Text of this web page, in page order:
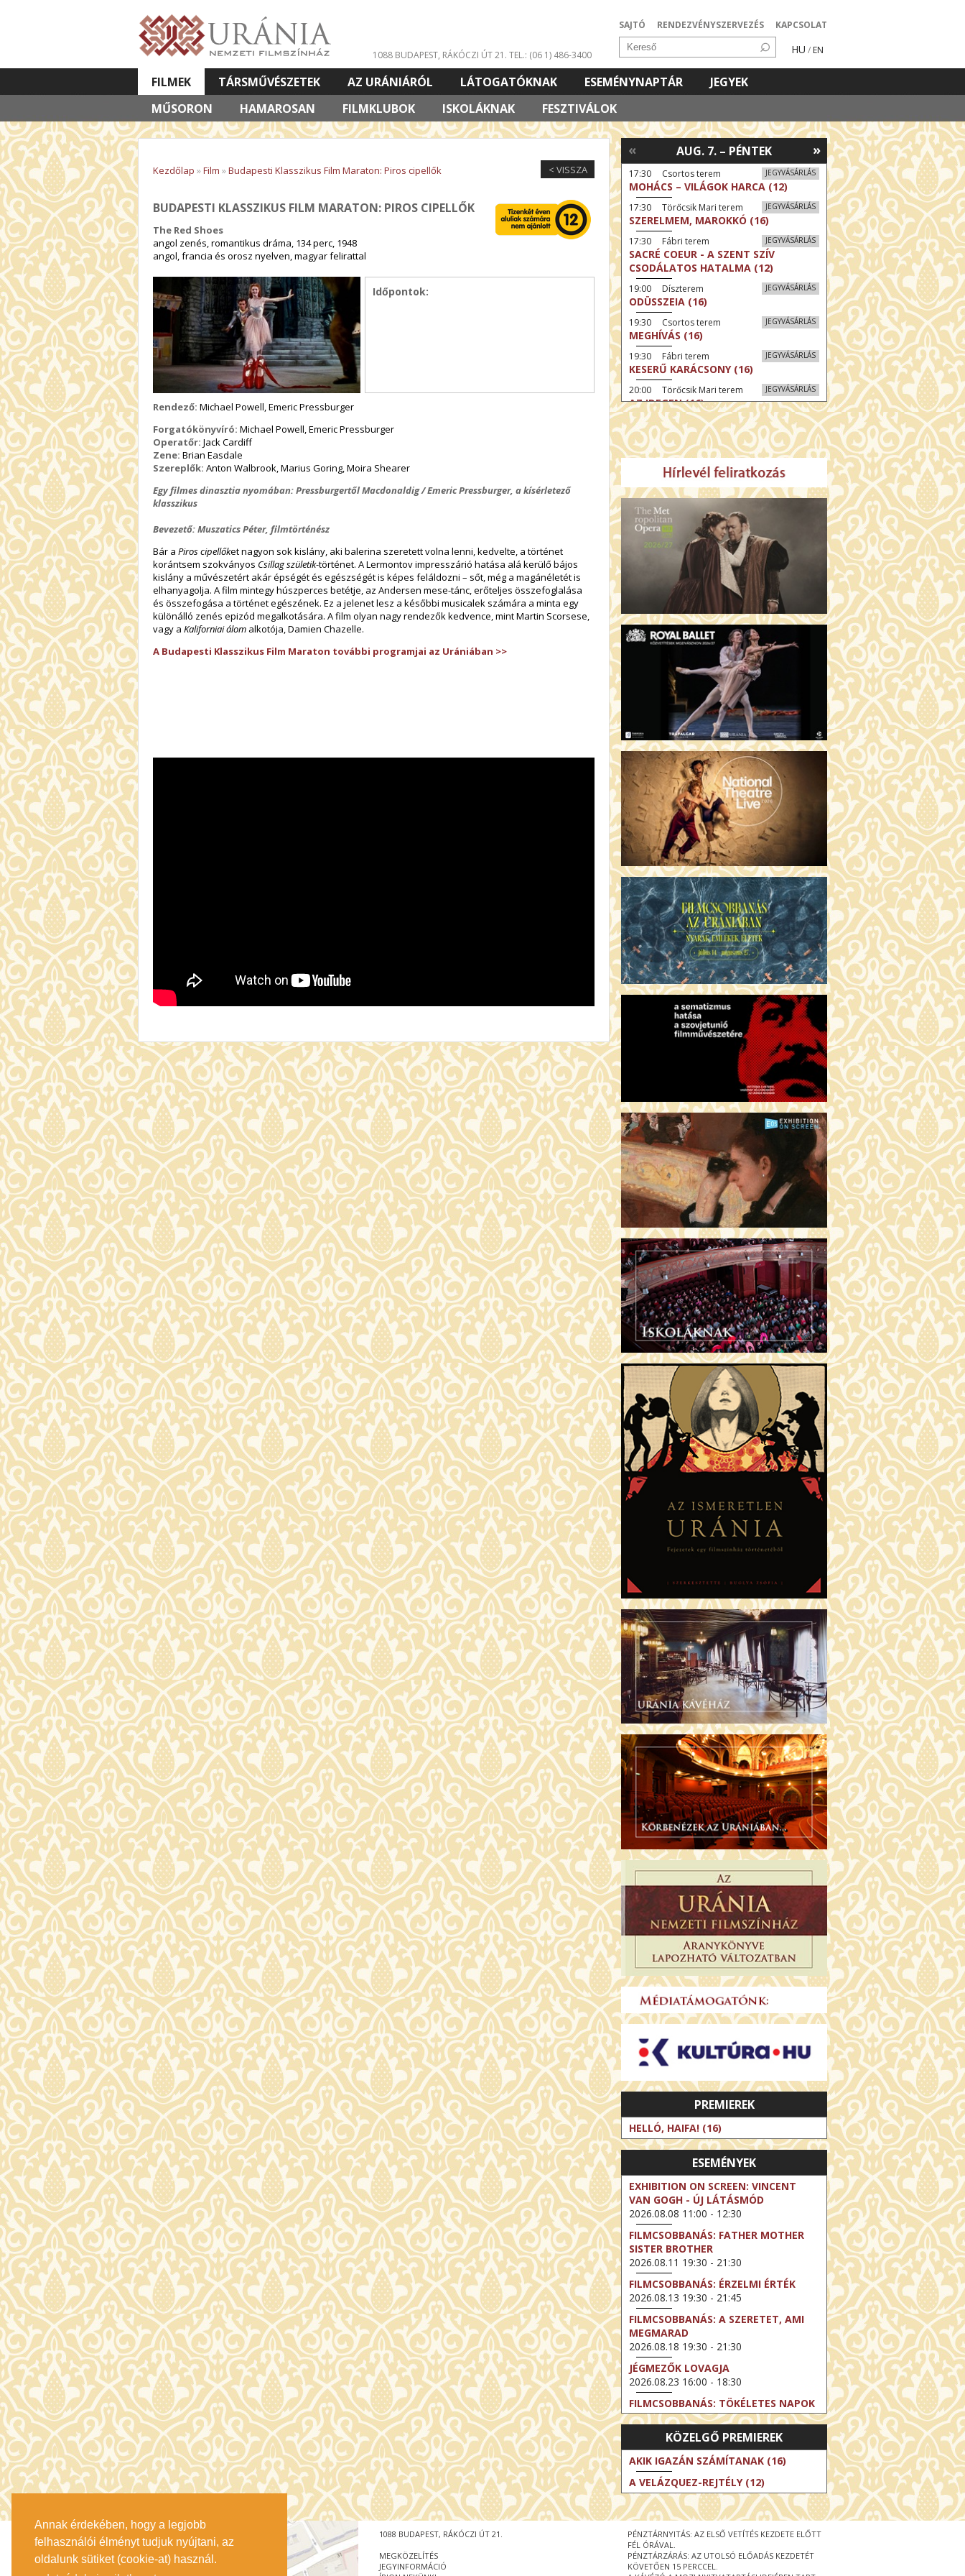
Annak érdekében, hogy a legjobb
felhasználói élményt tudjuk nyújtani, az
oldalunk sütiket (cookie-at) használ.
SAJTÓ RENDEZVÉNYSZERVEZÉS KAPCSOLAT
HU / EN
1088 BUDAPEST, RÁKÓCZI ÚT 21. TEL.: (06 1) 486-3400
FILMEK
MŰSORON
HAMAROSAN FILMKLUBOK ISKOLÁKNAK FESZTIVÁLOK
TÁRSMŰVÉSZETEK AZ URÁNIÁRÓL LÁTOGATÓKNAK ESEMÉNYNAPTÁR
JEGYEK
VETÍTETT KÉPES ELŐADÁSOK
< VISSZA
Kezdőlap »Film »Budapesti Klasszikus Film Maraton: Piros cipellők
BUDAPESTI KLASSZIKUS FILM MARATON: PIROS CIPELLŐK
The Red Shoes
angol zenés, romantikus dráma, 134 perc, 1948
angol, francia és orosz nyelven, magyar felirattal
Időpontok:
Rendező: Michael Powell, Emeric Pressburger
Forgatókönyvíró: Michael Powell, Emeric Pressburger
Operatőr: Jack Cardiff
Zene: Brian Easdale
Szereplők: Anton Walbrook, Marius Goring, Moira Shearer
Egy filmes dinasztia nyomában: Pressburgertől Macdonaldig / Emeric Pressburger, a kísérletező
klasszikus
Bevezető: Muszatics Péter, filmtörténész
Bár a Piros cipellőket nagyon sok kislány, aki balerina szeretett volna lenni, kedvelte, a történet
korántsem szokványos Csillag születik-történet. A Lermontov impresszárió hatása alá kerülő bájos
kislány a művészetért akár épségét és egészségét is képes feláldozni – sőt, még a magánéletét is
elhanyagolja. A film mintegy húszperces betétje, az Andersen mese-tánc, erőteljes összefoglalása
és összefogása a történet egészének. Ez a jelenet lesz a későbbi musicalek számára a minta egy
különálló zenés epizód megalkotására. A film olyan nagy rendezők kedvence, mint Martin Scorsese,
vagy a Kaliforniai álom alkotója, Damien Chazelle.
A Budapesti Klasszikus Film Maraton további programjai az Urániában >>
»
AUG. 7. – PÉNTEK
«
JEGYVÁSÁRLÁS
17:30 Csortos terem
MOHÁCS – VILÁGOK HARCA (12)
JEGYVÁSÁRLÁS
17:30 Törőcsik Mari terem
SZERELMEM, MAROKKÓ (16)
JEGYVÁSÁRLÁS
17:30 Fábri terem
SACRÉ COEUR - A SZENT SZÍV
CSODÁLATOS HATALMA (12)
JEGYVÁSÁRLÁS
19:00 Díszterem
ODÜSSZEIA (16)
JEGYVÁSÁRLÁS
19:30 Csortos terem
MEGHÍVÁS (16)
JEGYVÁSÁRLÁS
19:30 Fábri terem
KESERŰ KARÁCSONY (16)
JEGYVÁSÁRLÁS
20:00 Törőcsik Mari terem
AZ IDEGEN (16)
PREMIEREK
HELLÓ, HAIFA! (16)
ESEMÉNYEK
EXHIBITION ON SCREEN: VINCENT
VAN GOGH - ÚJ LÁTÁSMÓD
2026.08.08 11:00 - 12:30
FILMCSOBBANÁS: FATHER MOTHER
SISTER BROTHER
2026.08.11 19:30 - 21:30
FILMCSOBBANÁS: ÉRZELMI ÉRTÉK
2026.08.13 19:30 - 21:45
FILMCSOBBANÁS: A SZERETET, AMI
MEGMARAD
2026.08.18 19:30 - 21:30
JÉGMEZŐK LOVAGJA
2026.08.23 16:00 - 18:30
FILMCSOBBANÁS: TÖKÉLETES NAPOK
2026.08.25 19:30 - 21:45
FILMCSOBBANÁS: IFJÚSÁG
2026.08.27 19:30 - 21:30
EXHIBITION ON SCREEN: VINCENT
VAN GOGH - ÚJ LÁTÁSMÓD
2026.08.30 11:00 - 12:30
NT LIVE / DAVID IRELAND: THE FIFTH
STEP
2026.09.01 19:00 - 21:00
BERLIN ELESTE
KÖZELGŐ PREMIEREK
AKIK IGAZÁN SZÁMÍTANAK (16)
A VELÁZQUEZ-REJTÉLY (12)
PÉNZTÁRNYITÁS: AZ ELSŐ VETÍTÉS KEZDETE ELŐTT
FÉL ÓRÁVAL.
PÉNZTÁRZÁRÁS: AZ UTOLSÓ ELŐADÁS KEZDETÉT
KÖVETŐEN 15 PERCCEL.
1088 BUDAPEST, RÁKÓCZI ÚT 21.
MEGKÖZELÍTÉS
JEGYINFORMÁCIÓ